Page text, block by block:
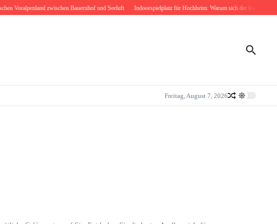
Voralpenland zwischen Bauernhof und Seeluft Indoorspielplatz für Hochheim: Warum sich der kurze Weg
Freitag, August 7, 2026